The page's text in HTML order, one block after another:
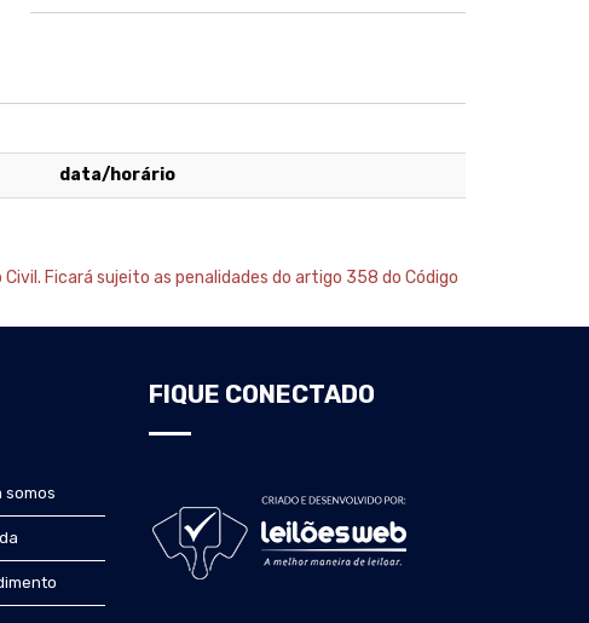
data/horário
Ficará sujeito as penalidades do artigo 358 do Código
somos
FIQUE CONECTADO